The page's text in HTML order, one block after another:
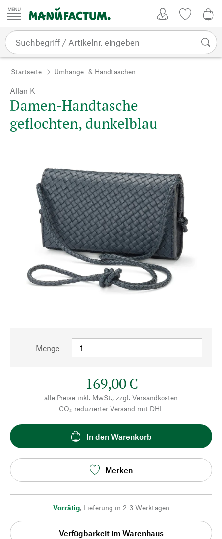
Zum Inhalt springen
Startseite Umhänge- & Handtaschen
Allan K
Damen-Handtasche
geflochten, dunkelblau
Menge
169,00 €
alle Preise inkl. MwSt., zzgl. Versandkosten
CO₂-reduzierter Versand mit DHL
In den Warenkorb
Merken
Vorrätig, Lieferung in 2-3 Werktagen
Verfügbarkeit im Warenhaus